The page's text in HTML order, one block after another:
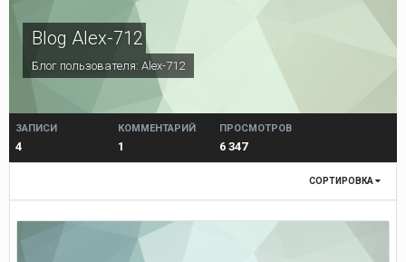
Blog Alex-712
Блог пользователя: Alex-712
ЗАПИСИ
4
КОММЕНТАРИЙ
1
ПРОСМОТРОВ
6 347
СОРТИРОВКА